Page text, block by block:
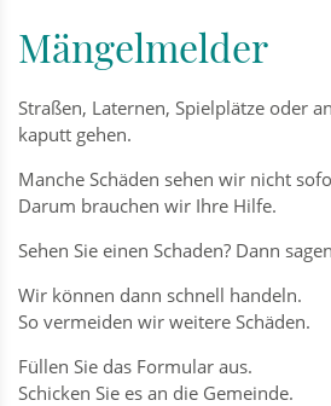
Mängelmelder
Straßen, Laternen, Spielplätze oder
kaputt gehen.
Manche Schäden sehen wir nicht
Darum brauchen wir Ihre Hilfe.
Sehen Sie einen Schaden? Dann
Wir können dann schnell handeln.
So vermeiden wir weitere Schäden.
Füllen Sie das Formular aus.
Schicken Sie es an die Gemeinde.